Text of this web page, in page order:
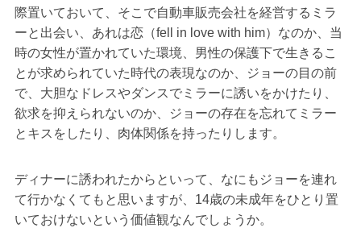
際置いておいて、そこで自動車販売会社を経営するミラ
ーと出会い、あれは恋（fell in love with him）なのか、当
時の女性が置かれていた環境、男性の保護下で生きるこ
とが求められていた時代の表現なのか、ジョーの目の前
で、大胆なドレスやダンスでミラーに誘いをかけたり、
欲求を抑えられないのか、ジョーの存在を忘れてミラー
とキスをしたり、肉体関係を持ったりします。
ディナーに誘われたからといって、なにもジョーを連れ
て行かなくてもと思いますが、14歳の未成年をひとり置
いておけないという価値観なんでしょうか。